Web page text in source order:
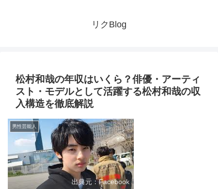
リクBlog
松村和哉の年収はいくら？俳優・アーティ
スト・モデルとして活躍する松村和哉の収
入構造を徹底解説
男性芸能人
出典元：Facebook